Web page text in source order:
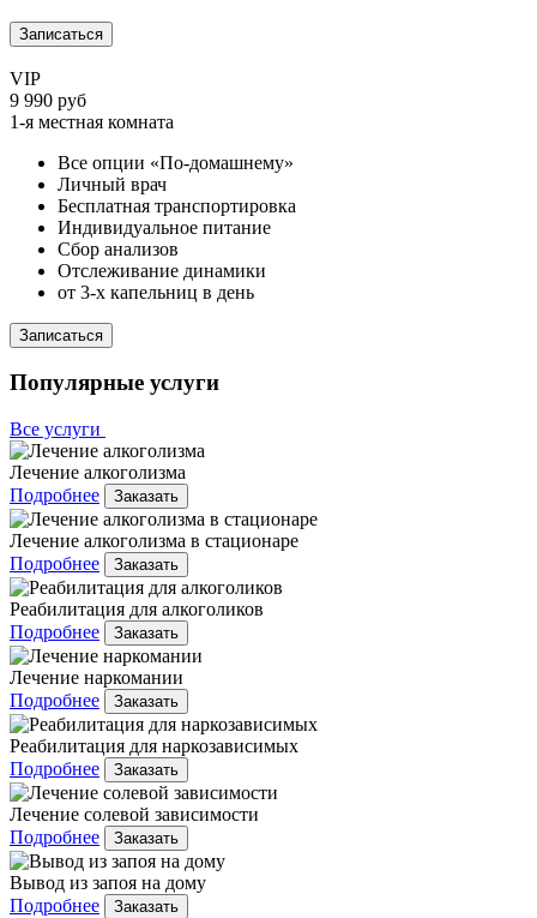
Записаться
VIP
9 990 руб
1-я местная комната
Все опции «По-домашнему»
Личный врач
Бесплатная транспортировка
Индивидуальное питание
Сбор анализов
Отслеживание динамики
от 3-х капельниц в день
Записаться
Популярные услуги
Все услуги
Лечение алкоголизма
Подробнее
Заказать
Лечение алкоголизма в стационаре
Подробнее
Заказать
Реабилитация для алкоголиков
Подробнее
Заказать
Лечение наркомании
Подробнее
Заказать
Реабилитация для наркозависимых
Подробнее
Заказать
Лечение солевой зависимости
Подробнее
Заказать
Вывод из запоя на дому
Подробнее
Заказать